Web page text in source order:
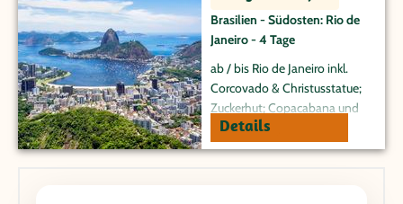
Brasilien - Südosten: Rio de
Janeiro - 4 Tage
ab / bis Rio de Janeiro inkl.
Corcovado & Christusstatue;
Zuckerhut; Copacabana und
Rios Strände
Details